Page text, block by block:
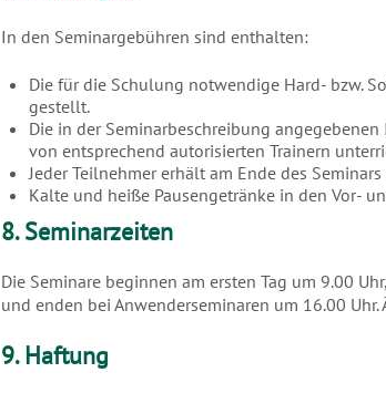
In den Seminargebühren sind enthalten:
Die für die Schulung notwendige Hard- bzw.
gestellt.
Die in der Seminarbeschreibung
von entsprechend autorisierten Trainern
Jeder Teilnehmer erhält am Ende des
Kalte und heiße Pausengetränke in den Vor-
8. Seminarzeiten
Die Seminare beginnen am ersten Tag um 9.00
und enden bei Anwenderseminaren um 16.00
9. Haftung